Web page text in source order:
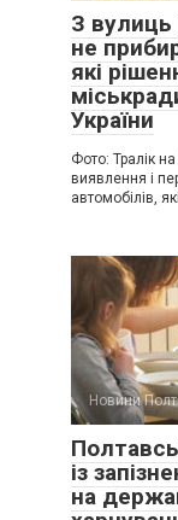
З
не
які
України
Фото: Тралік
виявлення і
автомобілів,
Новини
із
на